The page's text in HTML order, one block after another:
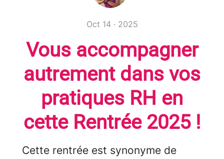
Oct 14 · 2025
Vous accompagner
autrement dans vos
pratiques RH en
cette Rentrée 2025 !
Cette rentrée est synonyme de